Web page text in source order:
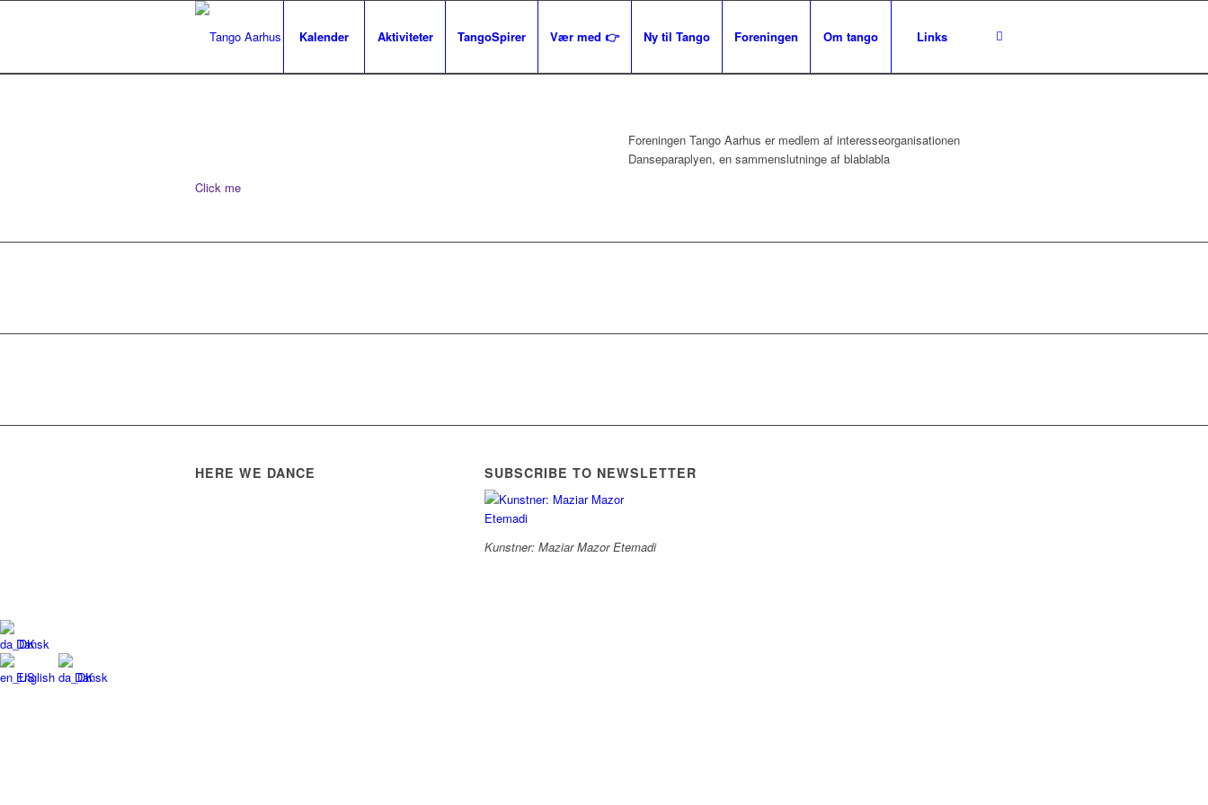
Kalender Aktiviteter TangoSpirer Vær med 👉 Ny til Tango Foreningen Om tango Links
Foreningen Tango Aarhus er medlem af interesseorganisationen
Danseparaplyen, en sammenslutninge af blablabla
Click me
HERE WE DANCE SUBSCRIBE TO NEWSLETTER
Kunstner: Maziar Mazor Etemadi
Dansk
English
Dansk